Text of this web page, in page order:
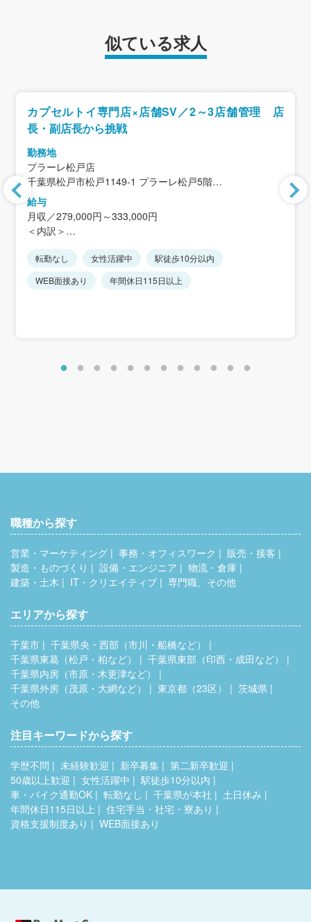
似ている求人
カプセルトイ専門店×店舗SV／2～3店舗管理 店
長・副店長から挑戦
勤務地
プラーレ松戸店
千葉県松戸市松戸1149-1 プラーレ松戸5階
＜アクセス＞「松戸駅」徒歩1分
千葉県内・千葉県近隣2～3店舗を担当してください。
※転勤の有無は選択することができます。
※就業途中で、転勤有無を切り替えることも可能です。
※仕事に慣れてくればリモート勤務（週2日程度）も可能で
す。
お知らせくださいね。
給与
月収／279,000円～333,000円
＜内訳＞
居住地手当／20,000円/月
SV手当／5,000円/月
店舗リーダー手当 10,000/月 ※当社規定に則る
転勤なし 女性活躍中
駅徒歩10分以内
WEB面接あり
年間休日115日以上
職種から探す
営業・マーケティング 事務・オフィスワーク
販売・接客
製造・ものづくり
設備・エンジニア
物流・倉庫
建築・土木
IT・クリエイティブ 専門職、その他
エリアから探す
千葉市
千葉県央・西部（市川・船橋など）
千葉県東葛（松戸・柏など）
千葉県東部（印西・成田など）
千葉県内房（市原・木更津など）
千葉県外房（茂原・大網など）
東京都（23区）
茨城県
その他
注目キーワードから探す
学歴不問 未経験歓迎 新卒募集
第二新卒歓迎
50歳以上歓迎
女性活躍中
駅徒歩10分以内
車・バイク通勤OK
転勤なし 千葉県が本社
土日休み
年間休日115日以上
住宅手当・社宅・寮あり
資格支援制度あり
WEB面接あり